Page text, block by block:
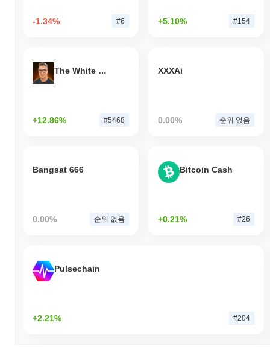
-1.34% #6 +5.10% #154
The White Bull
+12.86% #5468
XXXAi
0.00% 순위 없음
Bangsat 666
0.00% 순위 없음
Bitcoin Cash
+0.21% #26
Pulsechain
+2.21% #204